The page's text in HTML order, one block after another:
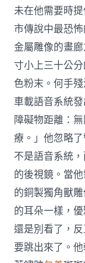
未在他需要時
市傳說中最恐
金屬雕像的畫
寸小上三十公
色粉末。何手
車載語音系統
障礙物距離：
療。」他忽略
不是語音系統
的後視鏡。當
的銅製獨角獸
的耳朵一樣，
還是別看了，
要跳出來了。